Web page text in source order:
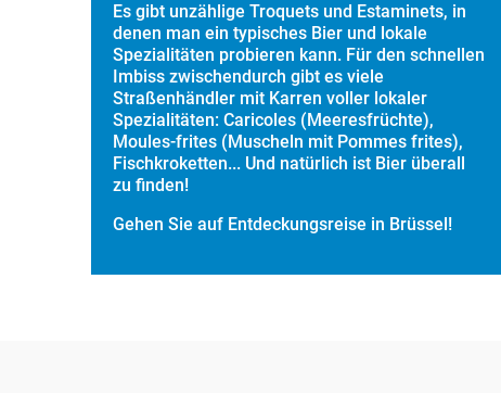
Es gibt unzählige Troquets und Estaminets, in
denen man ein typisches Bier und lokale
Spezialitäten probieren kann. Für den schnellen
Imbiss zwischendurch gibt es viele
Straßenhändler mit Karren voller lokaler
Spezialitäten: Caricoles (Meeresfrüchte),
Moules-frites (Muscheln mit Pommes frites),
Fischkroketten... Und natürlich ist Bier überall
zu finden!
Gehen Sie auf Entdeckungsreise in Brüssel!